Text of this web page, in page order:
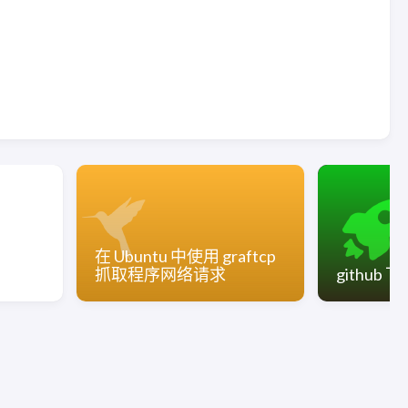
在 Ubuntu 中使用 graftcp
抓取程序网络请求
github 下